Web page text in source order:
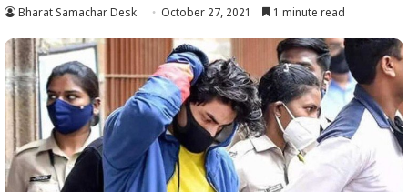
Bharat Samachar Desk October 27, 2021 1 minute read